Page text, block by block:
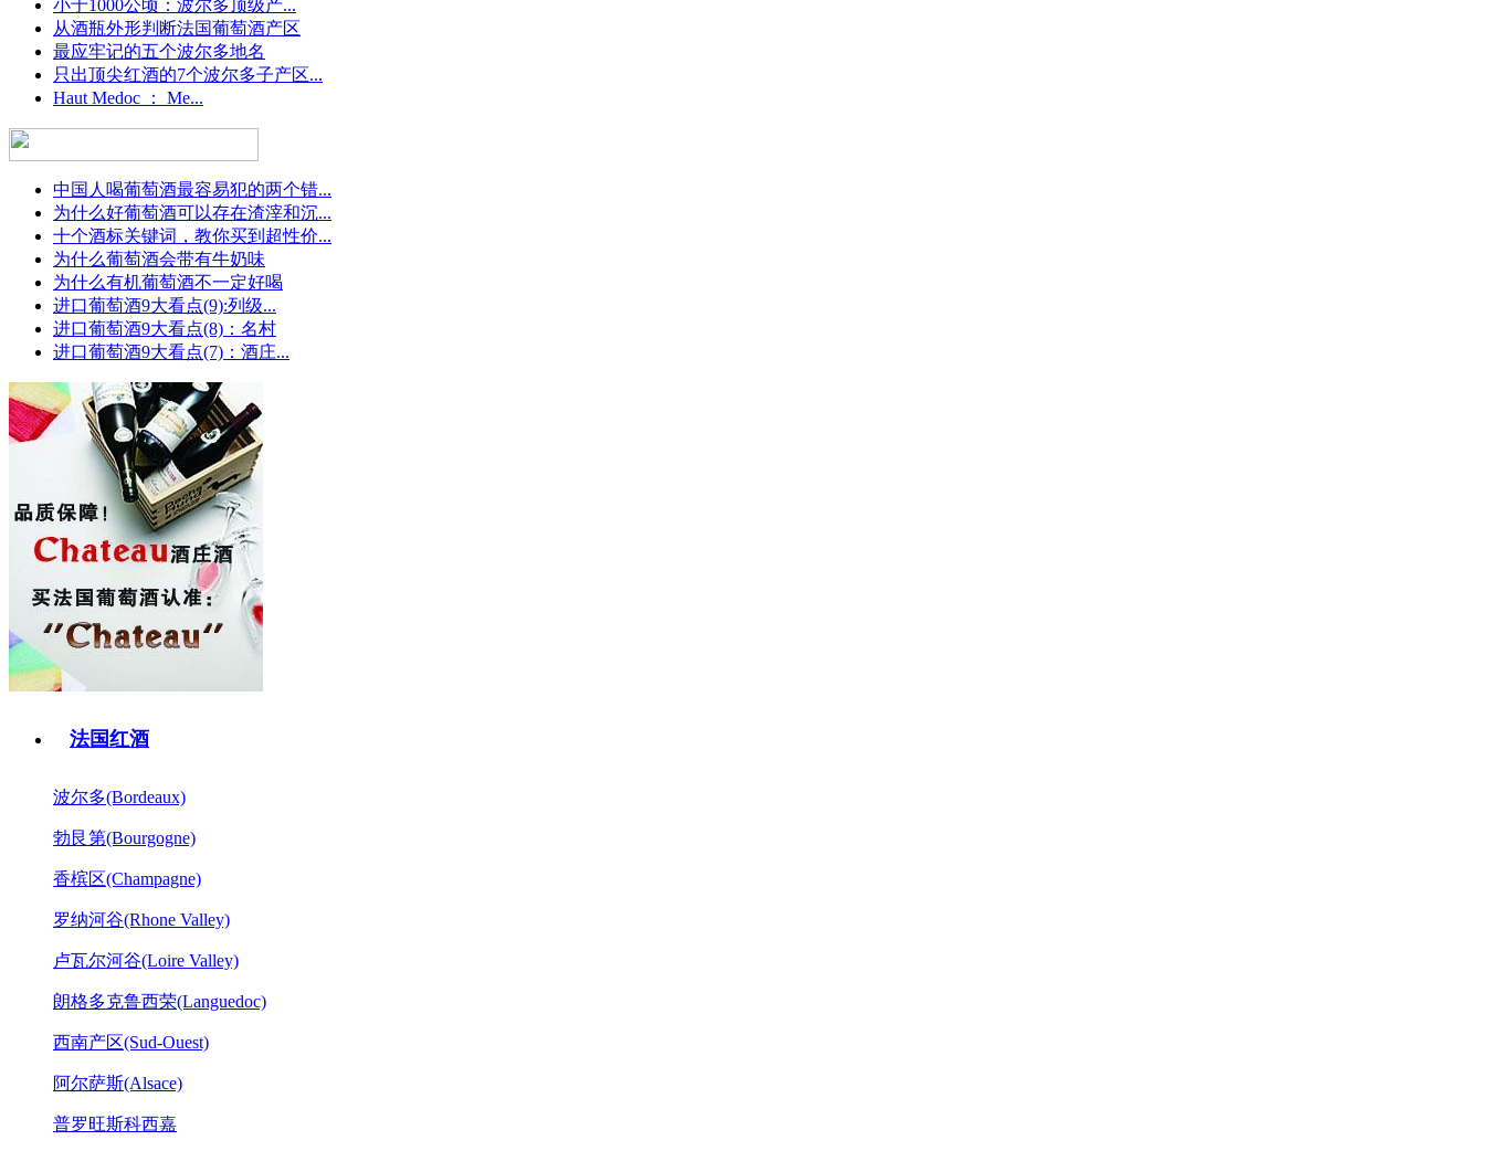
小于1000公顷：波尔多顶级产...
从酒瓶外形判断法国葡萄酒产区
最应牢记的五个波尔多地名
只出顶尖红酒的7个波尔多子产区...
Haut Medoc ： Me...
中国人喝葡萄酒最容易犯的两个错...
为什么好葡萄酒可以存在渣滓和沉...
十个酒标关键词，教你买到超性价...
为什么葡萄酒会带有牛奶味
为什么有机葡萄酒不一定好喝
进口葡萄酒9大看点(9):列级...
进口葡萄酒9大看点(8)：名村
进口葡萄酒9大看点(7)：酒庄...
法国红酒
波尔多(Bordeaux)
勃艮第(Bourgogne)
香槟区(Champagne)
罗纳河谷(Rhone Valley)
卢瓦尔河谷(Loire Valley)
朗格多克鲁西荣(Languedoc)
西南产区(Sud-Ouest)
阿尔萨斯(Alsace)
普罗旺斯科西嘉